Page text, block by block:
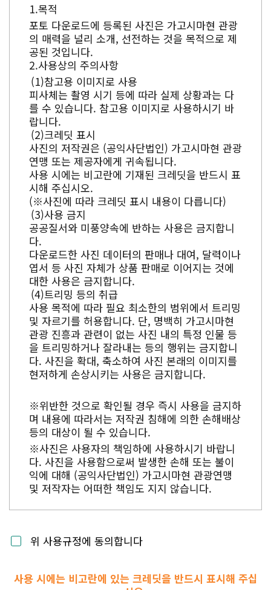
목적
포토 다운로드에 등록된 사진은 가고시마현 관광
의 매력을 널리 소개, 선전하는 것을 목적으로 제
공된 것입니다.
사용상의 주의사항
참고용 이미지로 사용
피사체는 촬영 시기 등에 따라 실제 상황과는 다
를 수 있습니다. 참고용 이미지로 사용하시기 바
랍니다.
크레딧 표시
사진의 저작권은 (공익사단법인) 가고시마현 관광
연맹 또는 제공자에게 귀속됩니다.
사용 시에는 비고란에 기재된 크레딧을 반드시 표
시해 주십시오.
(※사진에 따라 크레딧 표시 내용이 다릅니다)
사용 금지
공공질서와 미풍양속에 반하는 사용은 금지합니
다.
다운로드한 사진 데이터의 판매나 대여, 달력이나
엽서 등 사진 자체가 상품 판매로 이어지는 것에
대한 사용은 금지합니다.
트리밍 등의 취급
사용 목적에 따라 필요 최소한의 범위에서 트리밍
및 자르기를 허용합니다. 단, 명백히 가고시마현
관광 진흥과 관련이 없는 사진 내의 특정 인물 등
을 트리밍하거나 잘라내는 등의 행위는 금지합니
다. 사진을 확대, 축소하여 사진 본래의 이미지를
현저하게 손상시키는 사용은 금지합니다.
※위반한 것으로 확인될 경우 즉시 사용을 금지하
며 내용에 따라서는 저작권 침해에 의한 손해배상
등의 대상이 될 수 있습니다.
※사진은 사용자의 책임하에 사용하시기 바랍니
다. 사진을 사용함으로써 발생한 손해 또는 불이
익에 대해 (공익사단법인) 가고시마현 관광연맹
및 저작자는 어떠한 책임도 지지 않습니다.
위 사용규정에 동의합니다
사용 시에는 비고란에 있는 크레딧을 반드시 표시해 주십